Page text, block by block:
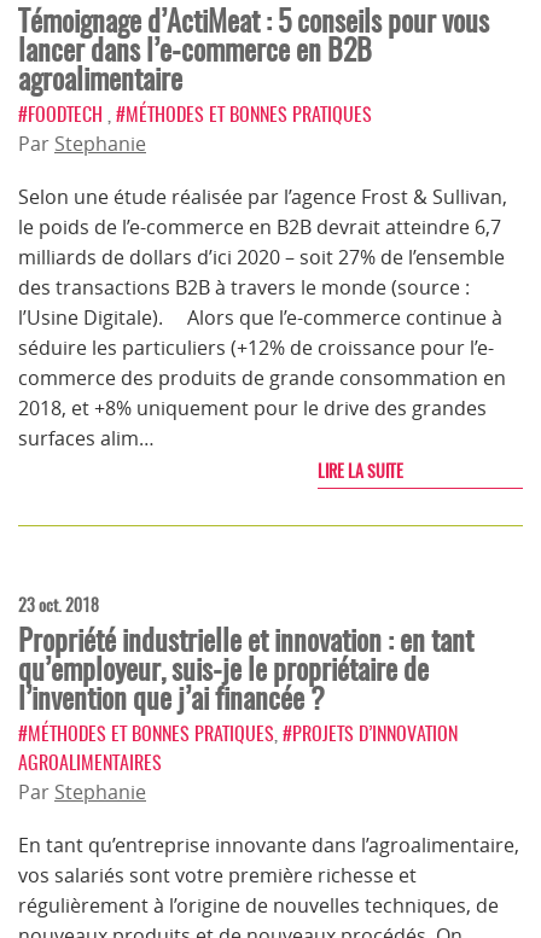
Témoignage d’ActiMeat : 5 conseils pour vous
lancer dans l’e-commerce en B2B
agroalimentaire
#FOODTECH #MÉTHODES ET BONNES PRATIQUES
Par Stephanie
Selon une étude réalisée par l’agence Frost & Sullivan,
le poids de l’e-commerce en B2B devrait atteindre 6,7
milliards de dollars d’ici 2020 – soit 27% de l’ensemble
des transactions B2B à travers le monde (source :
l’Usine Digitale). Alors que l’e-commerce continue à
séduire les particuliers (+12% de croissance pour l’e-
commerce des produits de grande consommation en
2018, et +8% uniquement pour le drive des grandes
surfaces alim…
LIRE LA SUITE
23 oct. 2018
Propriété industrielle et innovation : en tant
qu’employeur, suis-je le propriétaire de
l’invention que j’ai financée ?
#MÉTHODES ET BONNES PRATIQUES #PROJETS D’INNOVATION
AGROALIMENTAIRES
Par Stephanie
En tant qu’entreprise innovante dans l’agroalimentaire,
vos salariés sont votre première richesse et
régulièrement à l’origine de nouvelles techniques, de